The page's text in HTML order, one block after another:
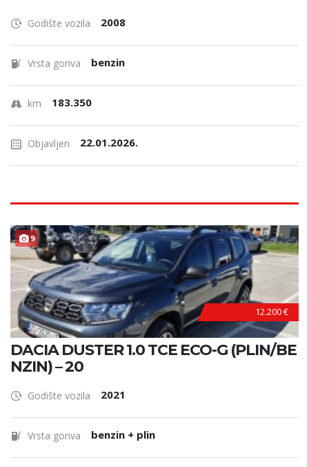
Godište vozila 2008
Vrsta goriva benzin
km 183.350
Objavljen 22.01.2026.
9
12.200 €
DACIA DUSTER 1.0 TCE ECO-G (PLIN/BE
NZIN) – 20
Godište vozila 2021
Vrsta goriva benzin + plin